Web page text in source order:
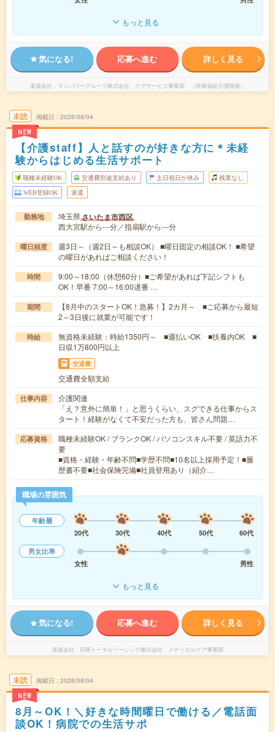
もっと見る
気になる! 応募へ進む 詳しく見る
派遣会社 マンパワーグループ株式会社 ケアサービス事業部 （医療福祉介護関連）
未読
NEW
掲載日 2026/08/04
【介護staff】人と話すのが好きな方に＊未経
験からはじめる生活サポート
職種未経験OK 交通費別途支給あり 土日祝日が休み 残業なし
WEB登録OK 派遣
勤務地 埼玉県さいたま市西区
西大宮駅から---分／指扇駅から---分
曜日頻度
週3日～（週2日～も相談OK） ■曜日固定の相談OK！ ■希望
の曜日があればご相談ください！
時間
9:00～18:00（休憩60分）■ご希望があれば下記シフトも
OK！早番 7:00～16:00遅番 …
期間
【8月中のスタートOK！急募！】2カ月～ ■ご応募から最短
2～3日後に就業が可能です！
時給
無資格未経験：時給1350円～ ■週払いOK ■扶養内OK ■
日収1万800円以上
交通費
交通費全額支給
仕事内容
介護関連
「え？意外に簡単！」と思うくらい、スグできる仕事からス
タート！経験がなくて不安だった方も、皆さん問題…
応募資格
職種未経験OK / ブランクOK / パソコンスキル不要 / 英語力不
要
■資格・経験・年齢不問■学歴不問■10名以上採用予定！■履
歴書不要■社会保険完備■社員登用あり（紹介…
職場の雰囲気
年齢層
20代
30代 40代 50代
60代
男女比率
女性
男性
もっと見る
気になる! 応募へ進む 詳しく見る
派遣会社 日研トータルソーシング株式会社 メディカルケア事業部
未読
NEW
掲載日 2026/08/04
8月～OK！＼好きな時間曜日で働ける／電話面
談OK！病院での生活サポ